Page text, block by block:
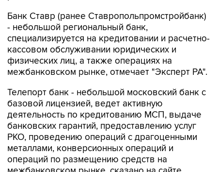
Банк Ставр (ранее Ставропольпромстройбанк)
- небольшой региональный банк,
специализируется на кредитовании и расчетно-
кассовом обслуживании юридических и
физических лиц, а также операциях на
межбанковском рынке, отмечает "Эксперт РА".
Телепорт банк - небольшой московский банк с
базовой лицензией, ведет активную
деятельность по кредитованию МСП, выдаче
банковских гарантий, предоставлению услуг
РКО, проведению операций с драгоценными
металлами, конверсионных операций и
операций по размещению средств на